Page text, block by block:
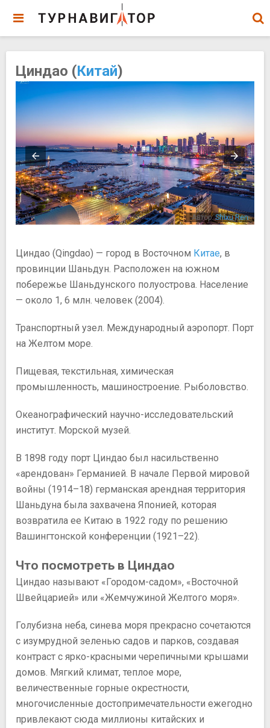
Циндао (Китай)
Автор:Shixu Ren
Циндао (Qingdao) — город в Восточном Китае, в
провинции Шаньдун. Расположен на южном
побережье Шаньдунского полуострова. Население
— около 1, 6 млн. человек (2004).
Транспортный узел. Международный аэропорт. Порт
на Желтом море.
Пищевая, текстильная, химическая
промышленность, машиностроение. Рыболовство.
Океанографический научно-исследовательский
институт. Морской музей.
В 1898 году порт Циндао был насильственно
«арендован» Германией. В начале Первой мировой
войны (1914–18) германская арендная территория
Шаньдуна была захвачена Японией, которая
возвратила ее Китаю в 1922 году по решению
Вашингтонской конференции (1921–22).
Что посмотреть в Циндао
Циндао называют «Городом-садом», «Восточной
Швейцарией» или «Жемчужиной Желтого моря».
Голубизна неба, синева моря прекрасно сочетаются
с изумрудной зеленью садов и парков, создавая
контраст с ярко-красными черепичными крышами
домов. Мягкий климат, теплое море,
величественные горные окрестности,
многочисленные достопримечательности ежегодно
привлекают сюда миллионы китайских и